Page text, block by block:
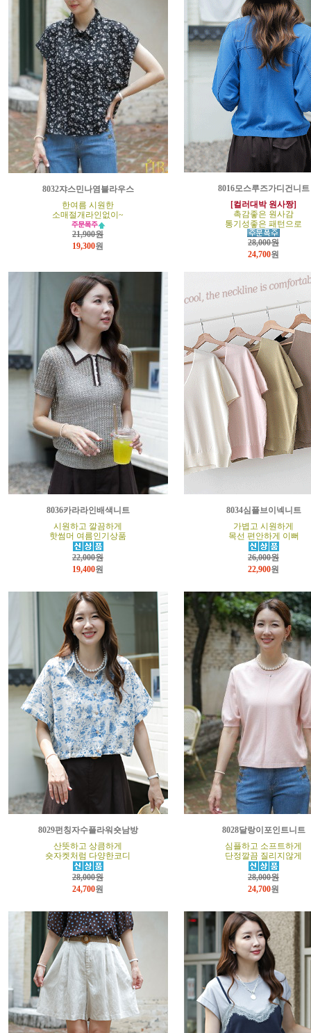
8032쟈스민나염블라우스
한여름 시원한
소매절개라인없이~
21,900원
19,300원
8016모스루즈가디건니트
[컬러대박 원사짱]
촉감좋은 원사감
통기성좋은 패턴으로
28,000원
24,700원
8036카라라인배색니트
시원하고 깔끔하게
핫썸머 여름인기상품
22,000원
19,400원
8034심플브이넥니트
가볍고 시원하게
목선 편안하게 이뻐
26,000원
22,900원
8029펀칭자수플라워숏남방
산뜻하고 상큼하게
숏자켓처럼 다양한코디
28,000원
24,700원
8028달랑이포인트니트
심플하고 소프트하게
단정깔끔 질리지않게
28,000원
24,700원